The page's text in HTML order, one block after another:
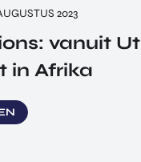
2023
vanuit
in Afrika